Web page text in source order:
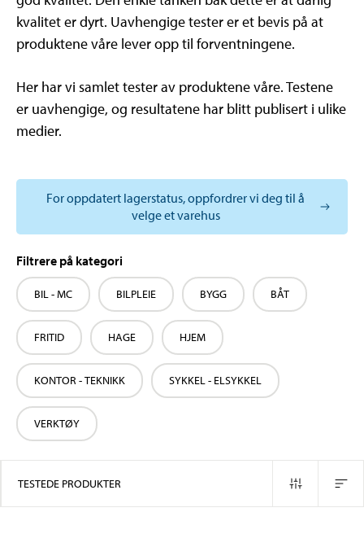
kvalitet er dyrt. Uavhengige tester er et bevis på at
produktene våre lever opp til forventningene.
Her har vi samlet tester av produktene våre. Testene
er uavhengige, og resultatene har blitt publisert i ulike
medier.
For oppdatert lagerstatus, oppfordrer vi deg til å
velge et varehus
Filtrere på kategori
BIL - MC BILPLEIE BYGG BÅT
FRITID HAGE HJEM
KONTOR - TEKNIKK SYKKEL - ELSYKKEL
VERKTØY
TESTEDE PRODUKTER